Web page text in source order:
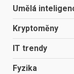
Umělá
Kryptoměny
IT trendy
Fyzika